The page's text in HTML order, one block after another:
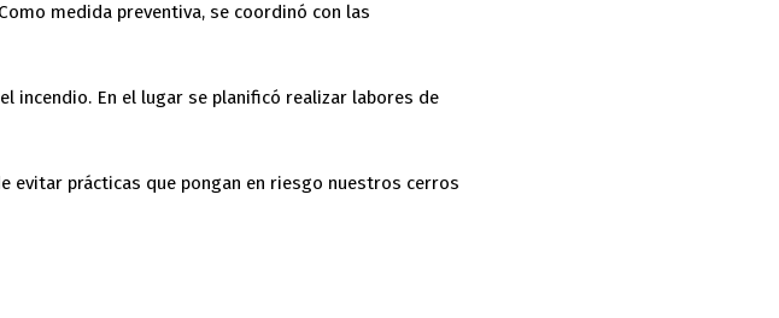
medida preventiva, se coordinó con las
incendio. En el lugar se planificó realizar labores de
evitar prácticas que pongan en riesgo nuestros cerros